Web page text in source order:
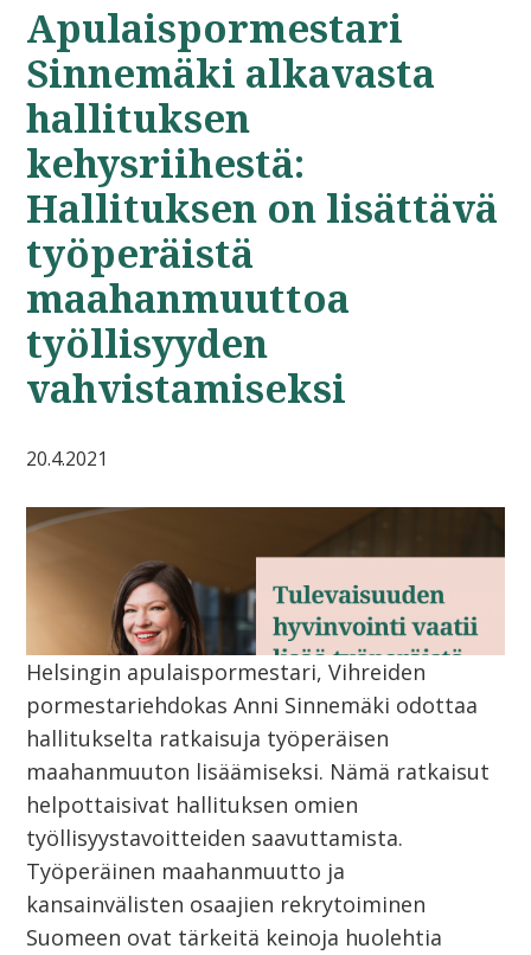
Apulaispormestari
Sinnemäki alkavasta
hallituksen
kehysriihestä:
Hallituksen on lisättävä
työperäistä
maahanmuuttoa
työllisyyden
vahvistamiseksi
20.4.2021
Helsingin apulaispormestari, Vihreiden
pormestariehdokas Anni Sinnemäki odottaa
hallitukselta ratkaisuja työperäisen
maahanmuuton lisäämiseksi. Nämä ratkaisut
helpottaisivat hallituksen omien
työllisyystavoitteiden saavuttamista.
Työperäinen maahanmuutto ja
kansainvälisten osaajien rekrytoiminen
Suomeen ovat tärkeitä keinoja huolehtia